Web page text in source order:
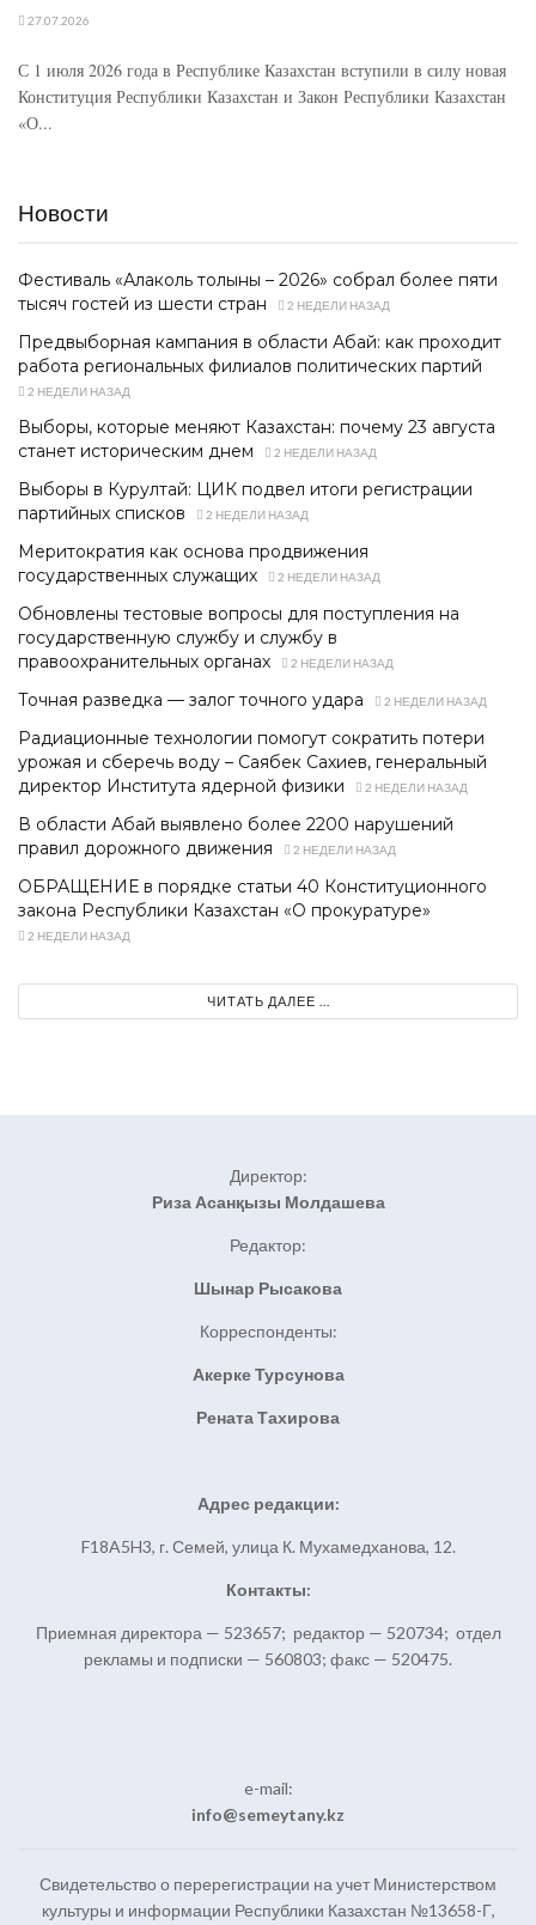
27.07.2026
С 1 июля 2026 года в Республике Казахстан вступили в силу новая
Конституция Республики Казахстан и Закон Республики Казахстан
«О...
Новости
Фестиваль «Алаколь толқыны – 2026» собрал более пяти
тысяч гостей из шести стран
2 НЕДЕЛИ НАЗАД
Предвыборная кампания в области Абай: как проходит
работа региональных филиалов политических партий
2 НЕДЕЛИ НАЗАД
Выборы, которые меняют Казахстан: почему 23 августа
станет историческим днем
2 НЕДЕЛИ НАЗАД
Выборы в Курултай: ЦИК подвел итоги регистрации
партийных списков
2 НЕДЕЛИ НАЗАД
Меритократия как основа продвижения
государственных служащих
2 НЕДЕЛИ НАЗАД
Обновлены тестовые вопросы для поступления на
государственную службу и службу в
правоохранительных органах
2 НЕДЕЛИ НАЗАД
Точная разведка — залог точного удара 2 НЕДЕЛИ НАЗАД
Радиационные технологии помогут сократить потери
урожая и сберечь воду – Саябек Сахиев, генеральный
директор Института ядерной физики
2 НЕДЕЛИ НАЗАД
В области Абай выявлено более 2200 нарушений
правил дорожного движения
2 НЕДЕЛИ НАЗАД
ОБРАЩЕНИЕ в порядке статьи 40 Конституционного
закона Республики Казахстан «О прокуратуре»
2 НЕДЕЛИ НАЗАД
ЧИТАТЬ ДАЛЕЕ ...
Директор:
Риза Асанқызы Молдашева
Редактор:
Шынар Рысакова
Корреспонденты:
Акерке Турсунова
Рената Тахирова
Адрес редакции:
F18A5H3, г. Семей, улица К. Мухамедханова, 12.
Контакты:
Приемная директора — 523657; редактор — 520734; отдел
рекламы и подписки — 560803; факс — 520475.
e-mail:
info@semeytany.kz
Свидетельство о перерегистрации на учет Министерством
культуры и информации Республики Казахстан №13658-Г,